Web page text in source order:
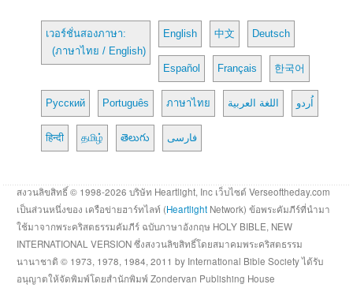
เวอร์ชั่นสองภาษา:
(ภาษาไทย / English)
English 中文 Deutsch
Español Français 한국어
Русский Português ภาษาไทย اللغة العربية اُردو
हिन्दी தமிழ் తెలుగు فارسی
สงวนลิขสิทธิ์ © 1998-2026 บริษัท Heartlight, Inc เว็บไซต์ Verseoftheday.com
เป็นส่วนหนึ่งของ เครือข่ายฮาร์ทไลท์ (Heartlight Network) ข้อพระคัมภีร์ที่นำมา
ใช้มาจากพระคริสตธรรมคัมภีร์ ฉบับภาษาอังกฤษ HOLY BIBLE, NEW
INTERNATIONAL VERSION ซึ่งสงวนลิขสิทธิ์โดยสมาคมพระคริสตธรรม
นานาชาติ © 1973, 1978, 1984, 2011 by International Bible Society ได้รับ
อนุญาตให้จัดพิมพ์โดยสำนักพิมพ์ Zondervan Publishing House